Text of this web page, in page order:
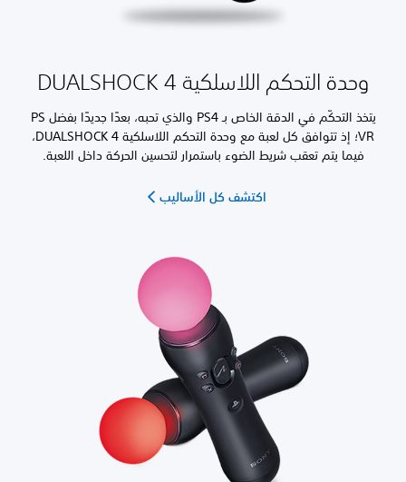
وحدة التحكم اللاسلكية DUALSHOCK 4
يتخذ التحكّم في الدقة الخاص بـ PS4 والذي تحبه، بعدًا جديدًا بفضل PS
VR؛ إذ تتوافق كل لعبة مع وحدة التحكم اللاسلكية DUALSHOCK 4،
فيما يتم تعقب شريط الضوء باستمرار لتحسين الحركة داخل اللعبة.
اكتشف كل الأساليب